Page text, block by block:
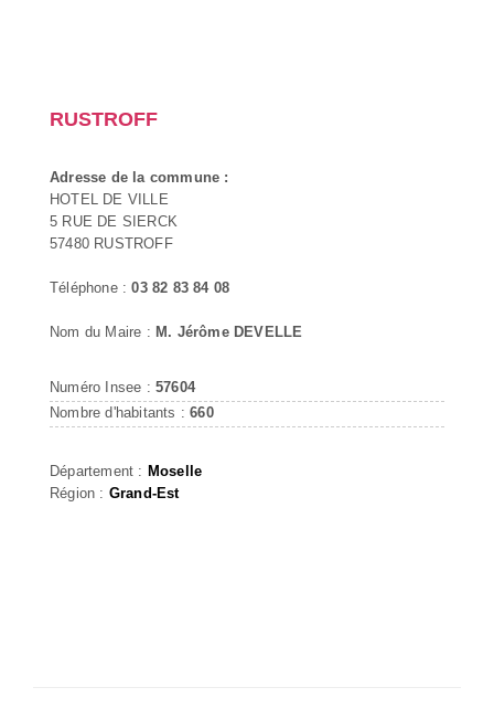
RUSTROFF
Adresse de la commune :
HOTEL DE VILLE
5 RUE DE SIERCK
57480 RUSTROFF
Téléphone :03 82 83 84 08
Nom du Maire : M. Jérôme DEVELLE
Numéro Insee : 57604
Nombre d'habitants :660
Département : Moselle
Région : Grand-Est